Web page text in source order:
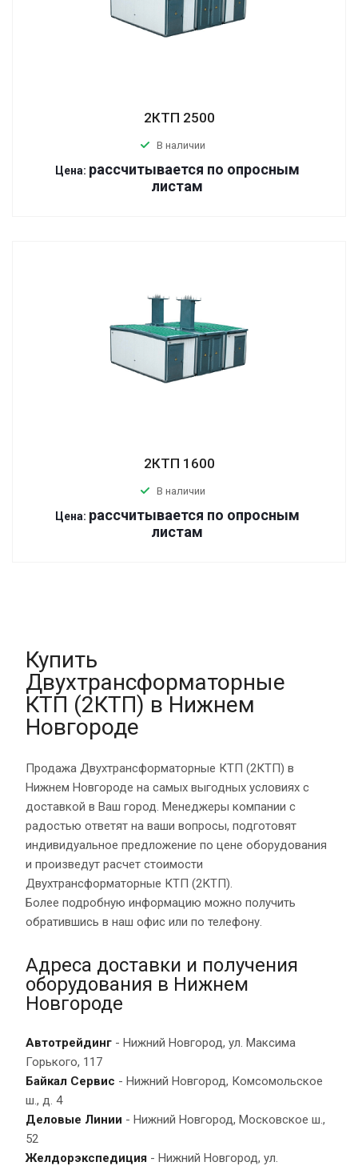
2КТП 2500
В наличии
Цена: рассчитывается по опросным
листам
2КТП 1600
В наличии
Цена: рассчитывается по опросным
листам
Купить
Двухтрансформаторные
КТП (2КТП) в Нижнем
Новгороде
Продажа Двухтрансформаторные КТП (2КТП) в
Нижнем Новгороде на самых выгодных условиях с
доставкой в Ваш город. Менеджеры компании с
радостью ответят на ваши вопросы, подготовят
индивидуальное предложение по цене оборудования
и произведут расчет стоимости
Двухтрансформаторные КТП (2КТП).
Более подробную информацию можно получить
обратившись в наш офис или по телефону.
Адреса доставки и получения
оборудования в Нижнем
Новгороде
Автотрейдинг - Нижний Новгород, ул. Максима
Горького, 117
Байкал Сервис - Нижний Новгород, Комсомольское
ш., д. 4
Деловые Линии - Нижний Новгород, Московское ш.,
52
Желдорэкспедиция - Нижний Новгород, ул.